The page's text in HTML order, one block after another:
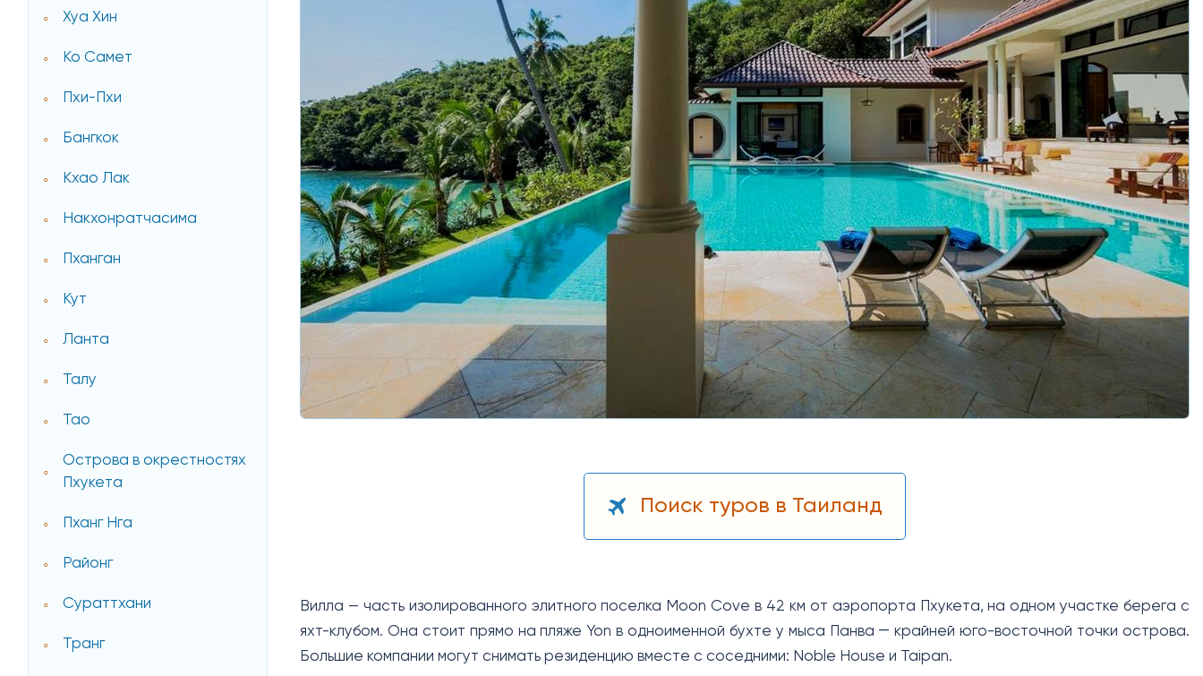
Хуа Хин
Ко Самет
Пхи-Пхи
Бангкок
Кхао Лак
Накхонратчасима
Пханган
Кут
Ланта
Талу
Тао
Острова в окрестностях
Пхукета
Пханг Нга
Районг
Сураттхани
Транг
Поиск туров в Таиланд
Вилла — часть изолированного элитного поселка Moon Cove в 42 км от аэропорта Пхукета, на одном участке берега с
яхт-клубом. Она стоит прямо на пляже Yon в одноименной бухте у мыса Панва ― крайней юго-восточной точки острова.
Большие компании могут снимать резиденцию вместе с соседними: Noble House и Taipan.